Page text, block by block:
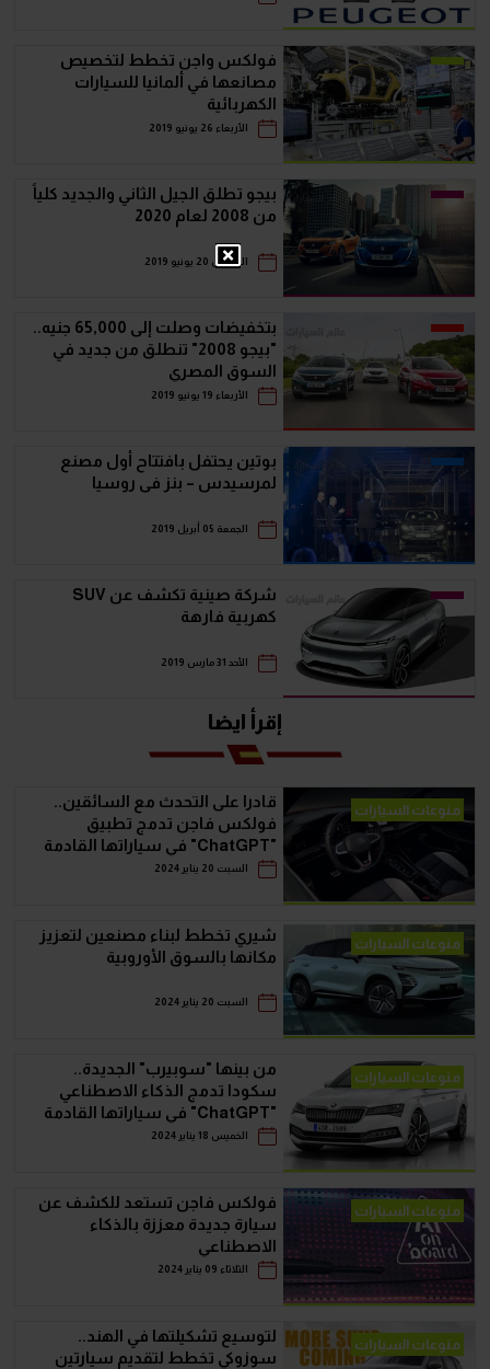
فولكس واجن تخطط لتخصيص
مصانعها في ألمانيا للسيارات
الكهربائية
الأربعاء 26 يونيو 2019
بيجو تطلق الجيل الثاني والجديد كلياً
من 2008 لعام 2020
الخميس 20 يونيو 2019
بتخفيضات وصلت إلى 65,000 جنيه..
"بيجو 2008" تنطلق من جديد في
السوق المصري
الأربعاء 19 يونيو 2019
بوتين يحتفل بافتتاح أول مصنع
لمرسيدس – بنز فى روسيا
الجمعة 05 أبريل 2019
شركة صينية تكشف عن SUV
كهربية فارهة
الأحد 31 مارس 2019
إقرأ ايضا
منوعات السيارات
قادرا على التحدث مع السائقين..
فولكس فاجن تدمج تطبيق
"ChatGPT" في سياراتها القادمة
السبت 20 يناير 2024
منوعات السيارات
شيري تخطط لبناء مصنعين لتعزيز
مكانها بالسوق الأوروبية
السبت 20 يناير 2024
منوعات السيارات
من بينها "سوبيرب" الجديدة..
سكودا تدمج الذكاء الاصطناعي
"ChatGPT" في سياراتها القادمة
الخميس 18 يناير 2024
منوعات السيارات
فولكس فاجن تستعد للكشف عن
سيارة جديدة معززة بالذكاء
الاصطناعي
الثلاثاء 09 يناير 2024
منوعات السيارات
لتوسيع تشكيلتها في الهند..
سوزوكي تخطط لتقديم سيارتين